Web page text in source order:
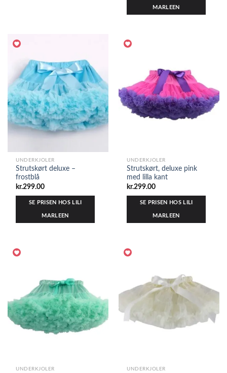
MARLEEN
UNDERKJOLER
Strutskørt deluxe –
frostblå
kr.299.00
SE PRISEN HOS LILI
MARLEEN
UNDERKJOLER
Strutskørt, deluxe pink
med lilla kant
kr.299.00
SE PRISEN HOS LILI
MARLEEN
UNDERKJOLER UNDERKJOLER